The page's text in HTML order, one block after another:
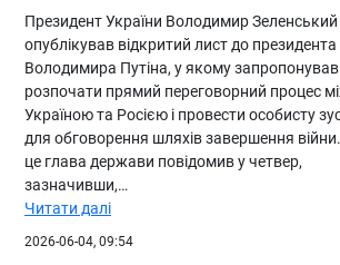
Президент України Володимир Зеленський
опублікував відкритий лист до
Володимира Путіна, у якому запропонував
розпочати прямий переговорний процес
Україною та Росією і провести особисту
для обговорення шляхів завершення
це глава держави повідомив у четвер,
зазначивши,…
Читати далі
2026-06-04, 09:54